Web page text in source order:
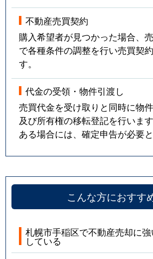
不動産売買契約
購入希望者が見つかった場合、
で各種条件の調整を行い売買契
す。
代金の受領・物件引渡し
売買代金を受け取りと同時に物
及び所有権の移転登記を行いま
ある場合には、確定申告が必要と
こんな方におすす
札幌市手稲区で不動産売却に
している